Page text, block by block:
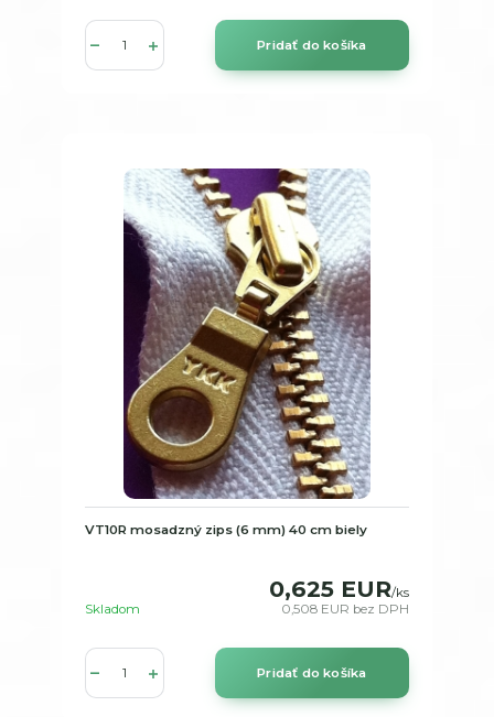
Pridať do košíka
VT10R mosadzný zips (6 mm) 40 cm biely
0,625 EUR/ks
0,508 EUR bez DPH
Skladom
Pridať do košíka